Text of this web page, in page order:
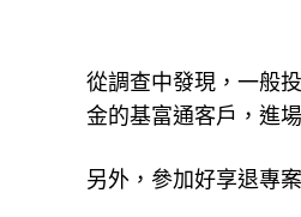
從調查中發現，一般